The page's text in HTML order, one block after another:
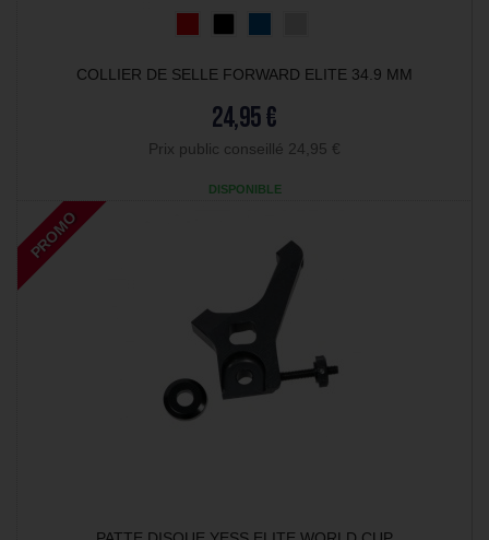
COLLIER DE SELLE FORWARD ELITE 34.9 MM
24,95 €
Prix public conseillé 24,95 €
DISPONIBLE
PROMO